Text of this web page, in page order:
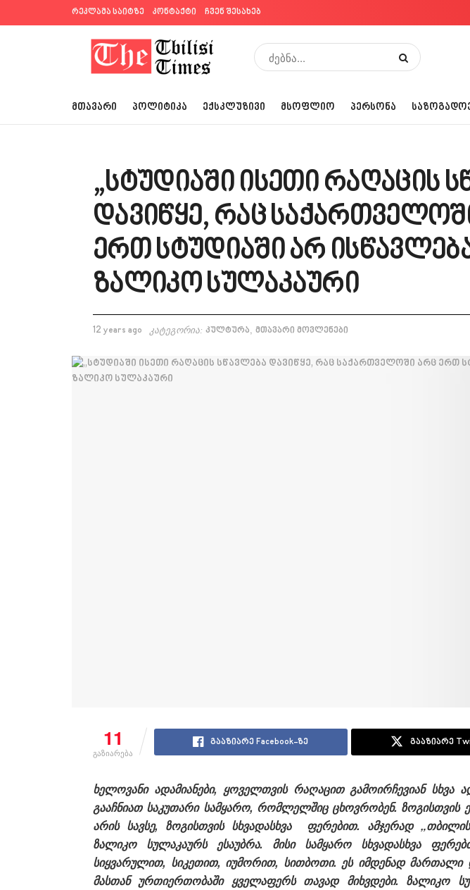
რეკლამა საიტზე კონტაქტი ჩვენ შესახებ
ᲛᲗᲐᲕᲐᲠᲘ ᲞᲝᲚᲘᲢᲘᲙᲐ ᲔᲥᲡᲙᲚᲣᲖᲘᲕᲘ ᲛᲡᲝᲤᲚᲘᲝ ᲞᲔᲠᲡᲝᲜᲐ
„სტუდიაში ისეთი რაღაცის
დავიწყე, რაც
ერთ სტუდიაში არ
ზალიკო სულაკაური
12 years ago კატეგორია: კულტურა, მთავარი მოვლენები
11
გაზიარება
გააზიარე Facebook-ზე გააზიარე
ხელოვანი ადამიანები, ყოველთვის რაღაცით გამოირჩევიან სხვა
გააჩნიათ საკუთარი სამყარო, რომლელშიც ცხოვრობენ. ზოგისთვის
არის სავსე, ზოგისთვის სხვადასხვა ფერებით. ამჯერად
ზალიკო სულაკაურს ესაუბრა. მისი სამყარო სხვადასხვა
სიყვარულით, სიკეთით, იუმორით, სითბოთი. ეს იმდენად
მასთან ურთიერთობაში ყველაფერს თავად მიხვდები. ზალიკო